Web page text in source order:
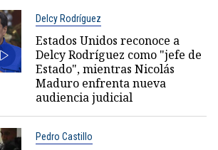
Delcy Rodríguez
Estados Unidos reconoce a
Delcy Rodríguez como "jefe de
Estado", mientras Nicolás
Maduro enfrenta nueva
audiencia judicial
Pedro Castillo